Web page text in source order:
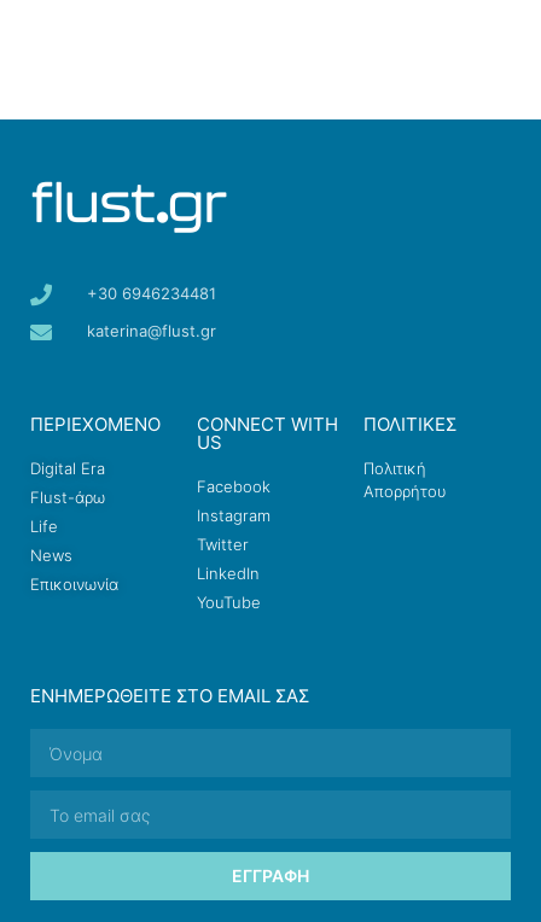
+30 6946234481
katerina@flust.gr
ΠΕΡΙΕΧΟΜΕΝΟ
Digital Era
Flust-άρω
Life
News
Επικοινωνία
CONNECT WITH
US
Facebook
Instagram
Twitter
LinkedIn
YouTube
ΠΟΛΙΤΙΚΕΣ
Πολιτική
Απορρήτου
ΕΝΗΜΕΡΩΘΕΊΤΕ ΣΤΟ EMAIL ΣΑΣ
ΕΓΓΡΑΦΉ